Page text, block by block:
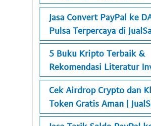
Jasa Convert PayPal ke
Pulsa Terpercaya di
5 Buku Kripto Terbaik &
Rekomendasi Literatur
Cek Airdrop Crypto dan
Token Gratis Aman |